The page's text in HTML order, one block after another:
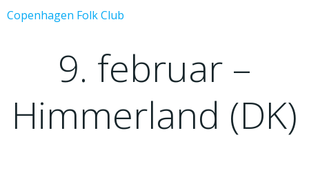
Copenhagen Folk Club
9. februar –
Himmerland (DK)